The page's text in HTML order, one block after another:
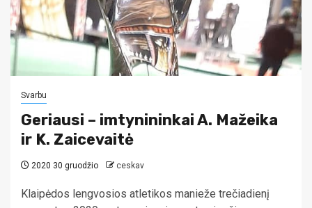
Svarbu
Geriausi – imtynininkai A. Mažeika
ir K. Zaicevaitė
2020 30 gruodžio ceskav
Klaipėdos lengvosios atletikos manieže trečiadienį